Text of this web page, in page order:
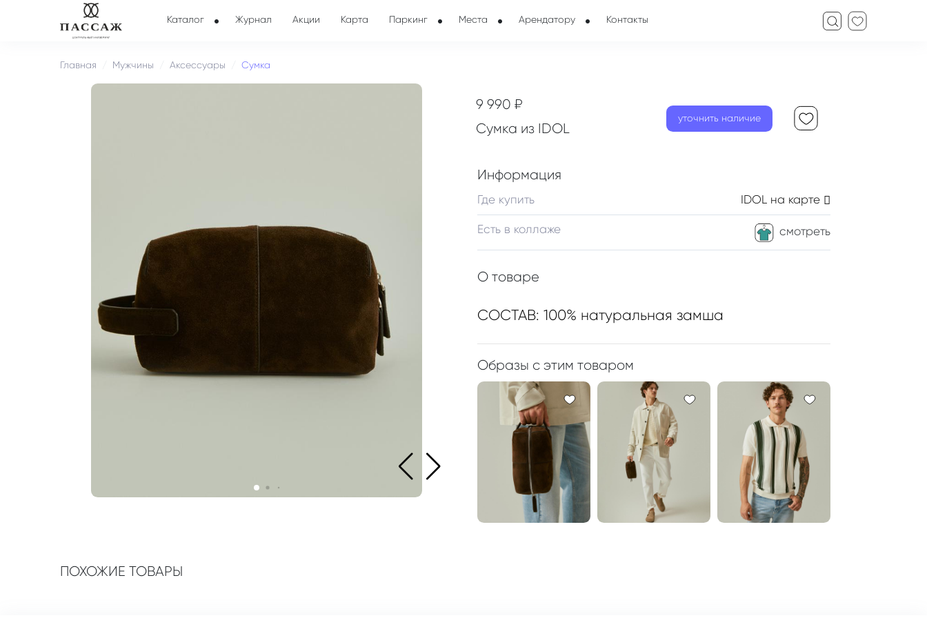
Каталог Журнал Акции Карта Паркинг Места Арендатору Контакты
Главная Мужчины Аксессуары Сумка
9 990 ₽
Сумка из IDOL
уточнить наличие
Информация
IDOL на карте
Где купить
смотреть
Есть в коллаже
О товаре
СОСТАВ: 100% натуральная замша
Образы с этим товаром
ПОХОЖИЕ ТОВАРЫ